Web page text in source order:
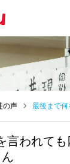
の声 最後まで何を言
言われても